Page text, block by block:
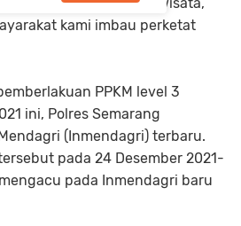
kami imbau perketat
PPKM level 3
ini, Polres Semarang
(Inmendagri) terbaru.
pada 24 Desember 2021-
pada Inmendagri baru